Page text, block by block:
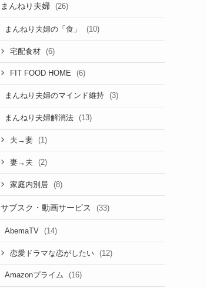
まんねり夫婦 (26)
まんねり夫婦の「食」 (10)
宅配食材 (6)
FIT FOOD HOME (6)
まんねり夫婦のマインド維持 (3)
まんねり夫婦解消法 (13)
夫→妻 (1)
妻→夫 (2)
家庭内別居 (8)
サブスク・動画サービス (33)
AbemaTV (14)
恋愛ドラマな恋がしたい (12)
Amazonプライム (16)